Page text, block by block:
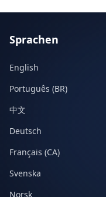
Sprachen
English
Português (BR)
中文
Deutsch
Français (CA)
Svenska
Norsk